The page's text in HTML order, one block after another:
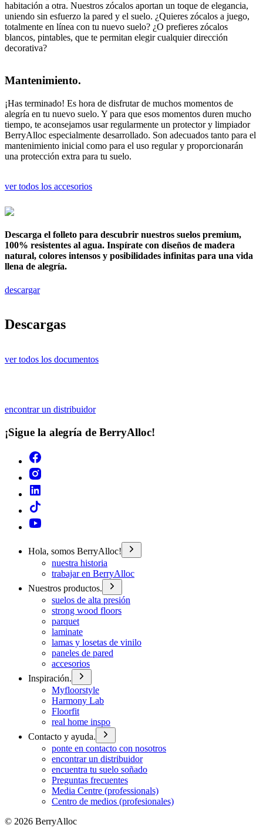
habitación a otra. Nuestros zócalos aportan un toque de elegancia,
uniendo sin esfuerzo la pared y el suelo. ¿Quieres zócalos a juego,
totalmente en línea con tu nuevo suelo? ¿O prefieres zócalos
blancos, pintables, que te permitan elegir cualquier dirección
decorativa?
Mantenimiento.
¡Has terminado! Es hora de disfrutar de muchos momentos de
alegría en tu nuevo suelo. Y para que esos momentos duren mucho
tiempo, te aconsejamos usar regularmente un protector y limpiador
BerryAlloc especialmente desarrollado. Son adecuados tanto para el
mantenimiento inicial como para el uso regular y proporcionarán
una protección extra para tu suelo.
ver todos los accesorios
Descarga el folleto para descubrir nuestros suelos premium,
100% resistentes al agua. Inspírate con diseños de madera
natural, colores intensos y posibilidades infinitas para una vida
llena de alegría.
descargar
Descargas
ver todos los documentos
encontrar un distribuidor
¡Sigue la alegría de BerryAlloc!
Hola, somos BerryAlloc!
nuestra historia
trabajar en BerryAlloc
Nuestros productos.
suelos de alta presión
strong wood floors
parquet
laminate
lamas y losetas de vinilo
paneles de pared
accesorios
Inspiración.
Myfloorstyle
Harmony Lab
Floorfit
real home inspo
Contacto y ayuda.
ponte en contacto con nosotros
encontrar un distribuidor
encuentra tu suelo soñado
Preguntas frecuentes
Media Centre (professionals)
Centro de medios (profesionales)
© 2026 BerryAlloc